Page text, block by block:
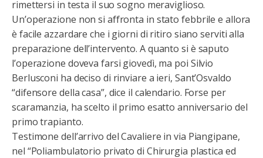
rimettersi in testa il suo sogno meraviglioso.
Un’operazione non si affronta in stato febbrile e allora
è facile azzardare che i giorni di ritiro siano serviti alla
preparazione dell’intervento. A quanto si è saputo
l’operazione doveva farsi giovedì, ma poi Silvio
Berlusconi ha deciso di rinviare a ieri, Sant’Osvaldo
“difensore della casa”, dice il calendario. Forse per
scaramanzia, ha scelto il primo esatto anniversario del
primo trapianto.
Testimone dell’arrivo del Cavaliere in via Piangipane,
nel “Poliambulatorio privato di Chirurgia plastica ed